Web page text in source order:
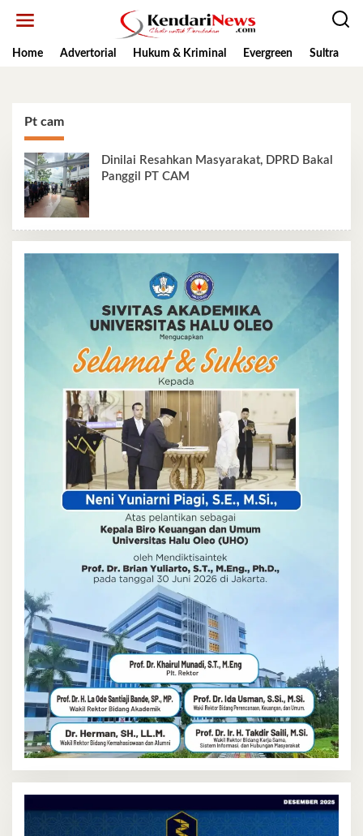
Home
Advertorial Hukum & Kriminal Evergreen Sultra
Pt cam
Dinilai Resahkan Masyarakat, DPRD Bakal
Panggil PT CAM